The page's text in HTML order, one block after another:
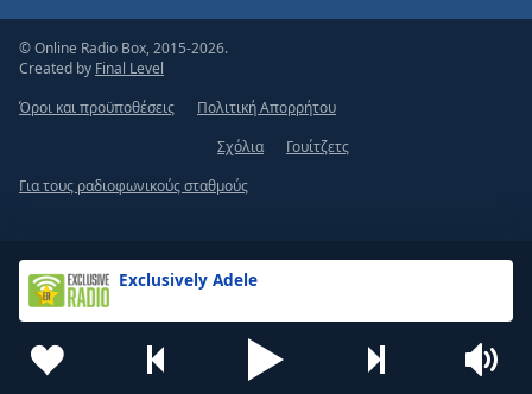
Exclusively Adele
© Online Radio Box, 2015-2026.
Created by Final Level
Όροι και προϋποθέσεις
Πολιτική Απορρήτου
Σχόλια
Γουίτζετς
Για τους ραδιοφωνικούς σταθμούς